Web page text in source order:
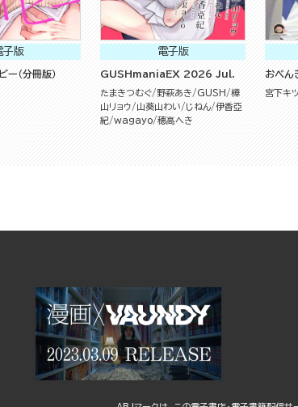
子版
ー（分冊版）
電子版
GUSHmaniaEX 2026 Jul.
たまきつむぐ 野萩あき GUSH
樺
山リョウ
山葵山わい じねん 伊香亞
紀
wagayo 穂高へき
おべん
宮下キ